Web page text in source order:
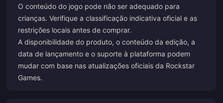
O conteúdo do jogo pode não ser adequado para
crianças. Verifique a classificação indicativa oficial e as
restrições locais antes de comprar.
A disponibilidade do produto, o conteúdo da edição, a
data de lançamento e o suporte à plataforma podem
mudar com base nas atualizações oficiais da Rockstar
Games.